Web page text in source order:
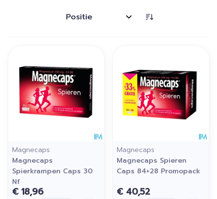
Sorteer op:
Magnecaps
Magnecaps
Spierkrampen Caps 30
Nf
€ 18,96
Magnecaps
Magnecaps Spieren
Caps 84+28 Promopack
€ 40,52